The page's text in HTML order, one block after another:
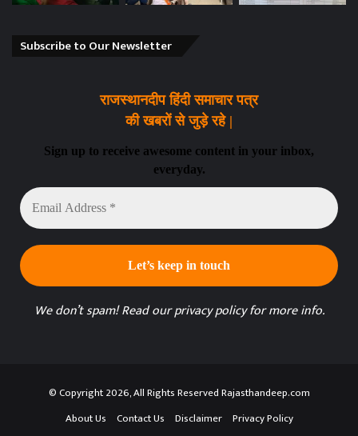
Subscribe to Our Newsletter
राजस्थानदीप हिंदी समाचार पत्र
की खबरों से जुड़े रहे |
Sign up to receive awesome content in your inbox,
everyday.
Email
Address
*
We don’t spam! Read ourprivacy policyfor more info.
© Copyright 2026, All Rights Reserved Rajasthandeep.com
About Us
Contact Us Disclaimer Privacy Policy